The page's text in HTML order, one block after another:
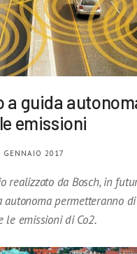
a guida
emissioni
2017
realizzato da Bosch, in
autonoma permetteranno
le emissioni di Co2.